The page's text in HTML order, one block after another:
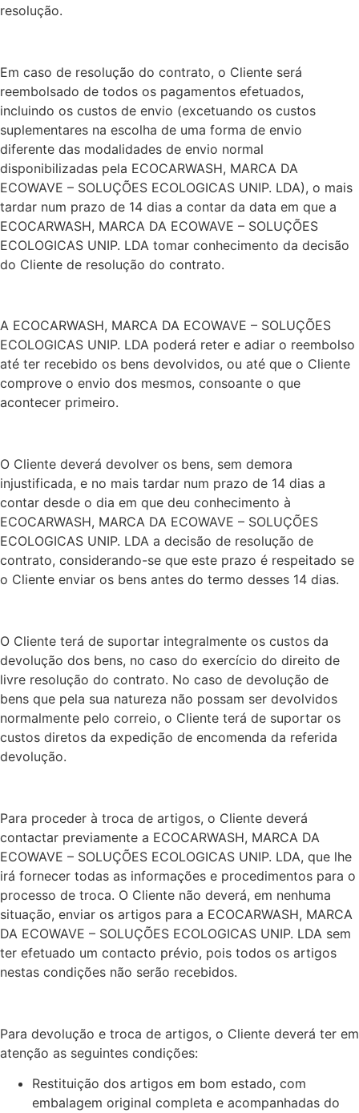
resolução.
Em caso de resolução do contrato, o Cliente será
reembolsado de todos os pagamentos efetuados,
incluindo os custos de envio (excetuando os custos
suplementares na escolha de uma forma de envio
diferente das modalidades de envio normal
disponibilizadas pela ECOCARWASH, MARCA DA
ECOWAVE – SOLUÇÕES ECOLOGICAS UNIP. LDA), o mais
tardar num prazo de 14 dias a contar da data em que a
ECOCARWASH, MARCA DA ECOWAVE – SOLUÇÕES
ECOLOGICAS UNIP. LDA tomar conhecimento da decisão
do Cliente de resolução do contrato.
A ECOCARWASH, MARCA DA ECOWAVE – SOLUÇÕES
ECOLOGICAS UNIP. LDA poderá reter e adiar o reembolso
até ter recebido os bens devolvidos, ou até que o Cliente
comprove o envio dos mesmos, consoante o que
acontecer primeiro.
O Cliente deverá devolver os bens, sem demora
injustificada, e no mais tardar num prazo de 14 dias a
contar desde o dia em que deu conhecimento à
ECOCARWASH, MARCA DA ECOWAVE – SOLUÇÕES
ECOLOGICAS UNIP. LDA a decisão de resolução de
contrato, considerando-se que este prazo é respeitado se
o Cliente enviar os bens antes do termo desses 14 dias.
O Cliente terá de suportar integralmente os custos da
devolução dos bens, no caso do exercício do direito de
livre resolução do contrato. No caso de devolução de
bens que pela sua natureza não possam ser devolvidos
normalmente pelo correio, o Cliente terá de suportar os
custos diretos da expedição de encomenda da referida
devolução.
Para proceder à troca de artigos, o Cliente deverá
contactar previamente a ECOCARWASH, MARCA DA
ECOWAVE – SOLUÇÕES ECOLOGICAS UNIP. LDA, que lhe
irá fornecer todas as informações e procedimentos para o
processo de troca. O Cliente não deverá, em nenhuma
situação, enviar os artigos para a ECOCARWASH, MARCA
DA ECOWAVE – SOLUÇÕES ECOLOGICAS UNIP. LDA sem
ter efetuado um contacto prévio, pois todos os artigos
nestas condições não serão recebidos.
Para devolução e troca de artigos, o Cliente deverá ter em
atenção as seguintes condições:
Restituição dos artigos em bom estado, com
embalagem original completa e acompanhadas do